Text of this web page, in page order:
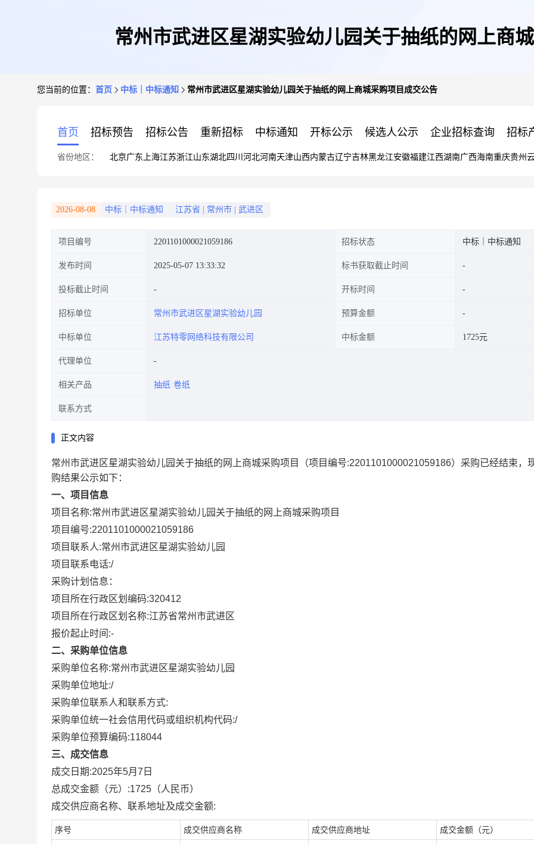
常州市武进区星湖实验幼儿园关于抽纸的网上商
您当前的位置： 首页 中标｜中标通知 常州市武进区星湖实验幼儿园关于抽纸的网上商城采购项目成交公告
首页 招标预告 招标公告 重新招标 中标通知 开标公示 候选人公示 企业招标查询 招标
省份地区： 北京广东 上海江苏浙江山东湖北四川 河北河南天津山西内蒙古辽宁吉林黑龙江安徽福建江西湖南广西海南重庆贵州
2026-08-08 中标｜中标通知 江苏省 常州市 武进区
项目编号 2201101000021059186 招标状态 中标｜中标通知
发布时间 2025-05-07 13:33:32 标书获取截止时间
投标截止时间 开标时间
招标单位 常州市武进区星湖实验幼儿园 预算金额
中标单位 江苏特零网络科技有限公司 中标金额 1725元
代理单位
相关产品 抽纸 卷纸
联系方式
正文内容
常州市武进区星湖实验幼儿园关于抽纸的网上商城采购项目 （项目编号:2201101000021059186）采购已经结束，
购结果公示如下：
一、项目信息
项目名称:常州市武进区星湖实验幼儿园关于抽纸的网上商城采购项目
项目编号:2201101000021059186
项目联系人:常州市武进区星湖实验幼儿园
项目联系电话:/
采购计划信息：
项目所在行政区划编码:320412
项目所在行政区划名称:江苏省常州市武进区
报价起止时间:-
二、采购单位信息
采购单位名称:常州市武进区星湖实验幼儿园
采购单位地址:/
采购单位联系人和联系方式:
采购单位统一社会信用代码或组织机构代码:/
采购单位预算编码:118044
三、成交信息
成交日期:2025年5月7日
总成交金额（元）:1725 （人民币）
成交供应商名称、联系地址及成交金额:
序号 成交供应商名称 成交供应商地址 成交金额（元）